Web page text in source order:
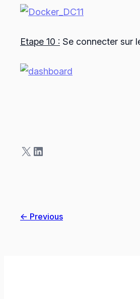
Etape 10 : Se connecter sur
X LinkedIn
← Previous